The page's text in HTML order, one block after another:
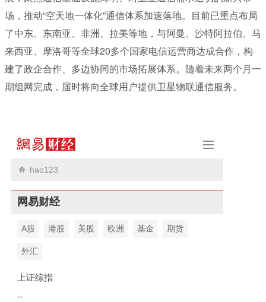
场，推动“空天地一体化”通信体系加速落地。目前已重点布局
了中东、东南亚、非洲、拉美等地，与阿曼、沙特阿拉伯、马
来西亚、摩洛哥等全球20多个国家电信运营商达成合作，构
建了政企合作、多边协同的市场拓展体系。随着未来两个月一
期组网完成，届时将向全球用户提供卫星物联通信服务。